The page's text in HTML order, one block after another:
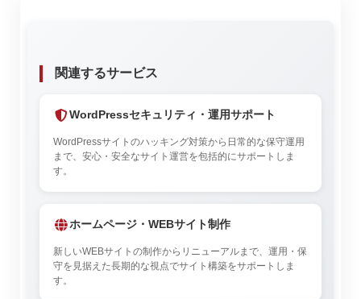
関連するサービス
WordPressセキュリティ・運用サポート
WordPressサイトのハッキング対策から日常的な保守運用
まで、安心・安全なサイト運営を包括的にサポートしま
す。
ホームページ・WEBサイト制作
新しいWEBサイトの制作からリニューアルまで、運用・保
守を見据えた長期的な視点でサイト構築をサポートしま
す。